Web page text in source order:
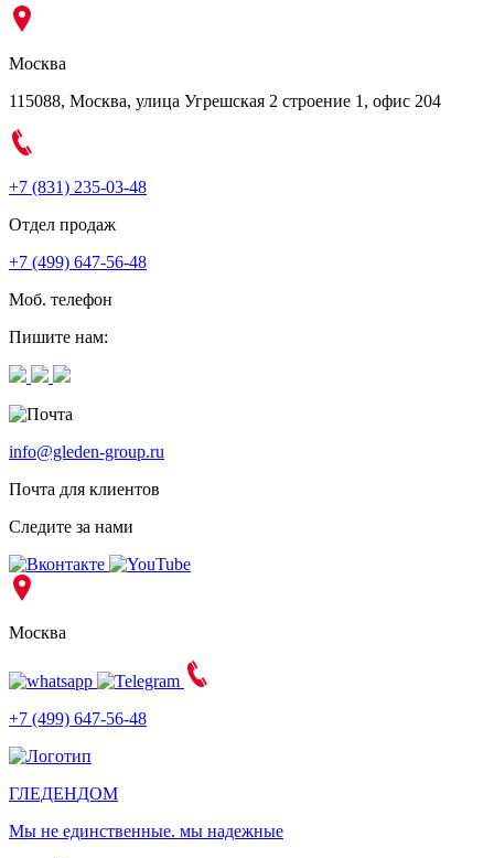
Москва
115088, Москва, улица Угрешская 2 строение 1, офис 204
+7 (831) 235-03-48
Отдел продаж
+7 (499) 647-56-48
Моб. телефон
Пишите нам:
info@gleden-group.ru
Почта для клиентов
Следите за нами
Москва
+7 (499) 647-56-48
ГЛЕДЕНДОМ
Мы не единственные. мы надежные